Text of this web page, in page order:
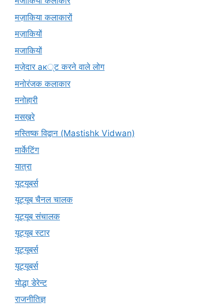
मज़ाकिया कलाकारों
मज़ाकियों
मजाकियों
मज़ेदार ак्ट करने वाले लोग
मनोरंजक कलाकार
मनोहारी
मसख़रे
मस्तिष्क विद्वान (Mastishk Vidwan)
मार्केटिंग
यात्रा
यूटयूबर्स
यूट्यूब चैनल चालक
यूट्यूब संचालक
यूट्यूब स्टार
यूट्‍यूबर्स
यूट्यूबर्स
योद्धा डेरेन्ट
राजनीतिज्ञ